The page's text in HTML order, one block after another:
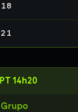
18
21
PT 14h20
Grupo